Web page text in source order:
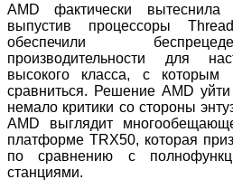
AMD фактически
выпустив процессоры
обеспечили
производительности для
высокого класса, с
сравниться. Решение AMD
немало критики со стороны
AMD выглядит
платформе TRX50, которая
по сравнению с
станциями.